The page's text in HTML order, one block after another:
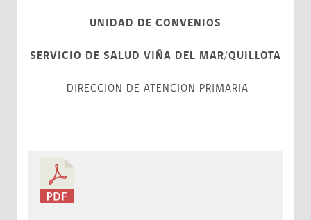
UNIDAD DE CONVENIOS
SERVICIO DE SALUD VIÑA DEL MAR/QUILLOTA
DIRECCIÓN DE ATENCIÓN PRIMARIA